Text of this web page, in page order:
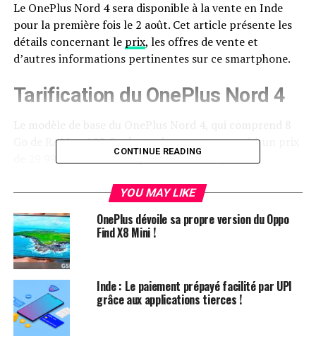
Le OnePlus Nord 4 sera disponible à la vente en Inde
pour la première fois le 2 août. Cet article présente les
détails concernant le prix, les offres de vente et
d’autres informations pertinentes sur ce smartphone.
Tarification du OnePlus Nord 4
Le modèle de base du OnePlus Nord 4, qui comprend 8
Go de RAM et 128 Go de stockage, est proposé à un prix
de 29 999 Rs. Pour ceux qui recherchent plus de
stockage est fixée à 32 999 Rs, tandis que la
configuration avec 12 Go de RAM et 256 Go de stockage
coûtera 35 999 Rs.
Offres de Vente
Les clients utilisant les cartes ICICI Bank et OneCard
peuvent bénéficier d’une remise immédiate de 3 000 Rs
sur le OnePlus Nord 4, mais cette offre est uniquement
CONTINUE READING
YOU MAY LIKE
OnePlus dévoile sa propre version du Oppo
Find X8 Mini !
Inde : Le paiement prépayé facilité par UPI
grâce aux applications tierces !